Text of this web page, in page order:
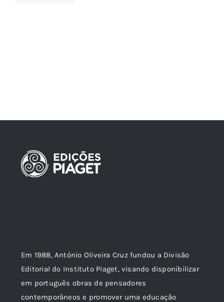
Em 1988, António Oliveira Cruz fundou a Divisão
Editorial do Instituto Piaget, visando disponibilizar
em português obras de pensadores
contemporâneos e promover uma educação